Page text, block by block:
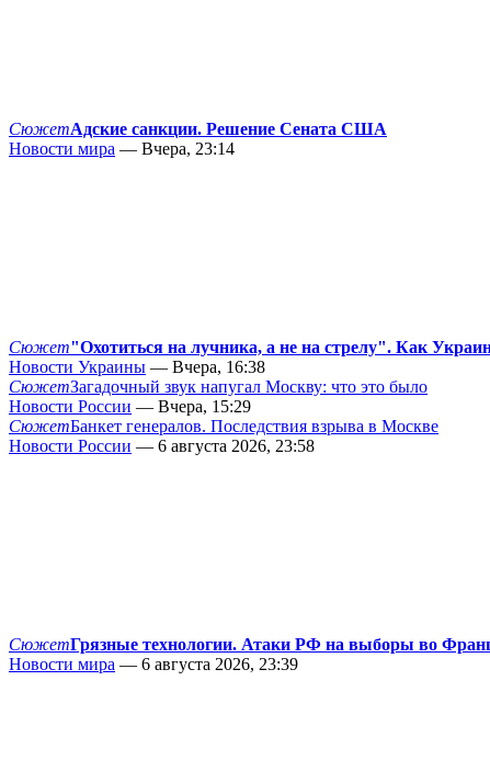
СюжетАдские санкции. Решение Сената США
Новости мира — Вчера, 23:14
Сюжет"Охотиться на лучника, а не на стрелу". Как
Новости Украины — Вчера, 16:38
СюжетЗагадочный звук напугал Москву: что это было
Новости России — Вчера, 15:29
СюжетБанкет генералов. Последствия взрыва в Москве
Новости России — 6 августа 2026, 23:58
СюжетГрязные технологии. Атаки РФ на выборы во
Новости мира — 6 августа 2026, 23:39